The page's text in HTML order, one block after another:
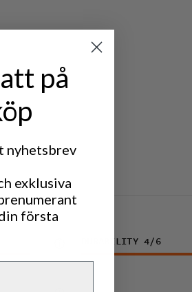
DURABILITY 4/6
på
nyhetsbrev
exklusiva
första